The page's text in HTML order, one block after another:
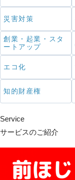
災害対策
創業・起業・スタ
ートアップ
エコ化
知的財産権
Service
サービスのご紹介